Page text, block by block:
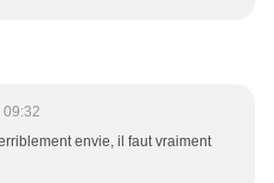
09:32
envie, il faut vraiment